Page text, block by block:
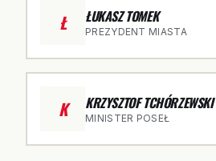
Ł ŁUKASZ TOMEK
PREZYDENT MIASTA
K KRZYSZTOF TCHÓRZEWSKI
MINISTER POSEŁ